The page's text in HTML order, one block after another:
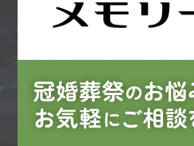
ホテル運営受託
商品開発